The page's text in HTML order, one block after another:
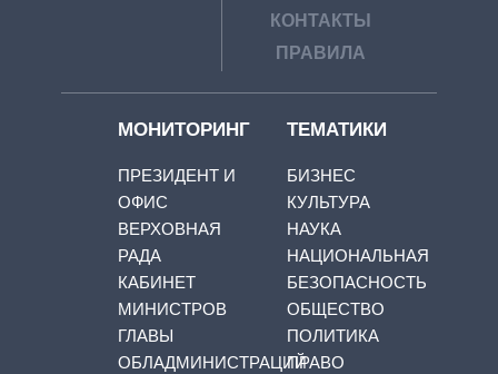
КОНТАКТЫ
ПРАВИЛА
МОНИТОРИНГ
ПРЕЗИДЕНТ И
ОФИС
ВЕРХОВНАЯ
РАДА
КАБИНЕТ
МИНИСТРОВ
ГЛАВЫ
ОБЛАДМИНИСТРАЦИЙ
ТЕМАТИКИ
БИЗНЕС
КУЛЬТУРА
НАУКА
НАЦИОНАЛЬНАЯ
БЕЗОПАСНОСТЬ
ОБЩЕСТВО
ПОЛИТИКА
ПРАВО